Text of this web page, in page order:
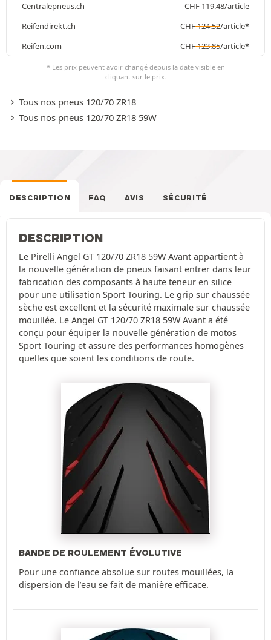
Centralepneus.ch CHF 119.48/article
Reifendirekt.ch
CHF124.52/article*
Reifen.com
CHF123.85/article*
* Les prix peuvent avoir changé depuis la date visible en
cliquant sur le prix.
Tous nos pneus 120/70 ZR18
Tous nos pneus 120/70 ZR18 59W
DESCRIPTION FAQ AVIS SÉCURITÉ
DESCRIPTION
Le Pirelli Angel GT 120/70 ZR18 59W Avant appartient à
la nouvelle génération de pneus faisant entrer dans leur
fabrication des composants à haute teneur en silice
pour une utilisation Sport Touring. Le grip sur chaussée
sèche est excellent et la sécurité maximale sur chaussée
mouillée. Le Angel GT 120/70 ZR18 59W Avant a été
conçu pour équiper la nouvelle génération de motos
Sport Touring et assure des performances homogènes
quelles que soient les conditions de route.
BANDE DE ROULEMENT ÉVOLUTIVE
Pour une confiance absolue sur routes mouillées, la
dispersion de l’eau se fait de manière efficace.